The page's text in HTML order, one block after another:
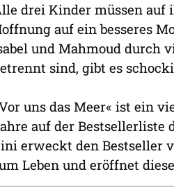
drei Kinder müssen auf
auf ein besseres
und Mahmoud durch
sind, gibt es
uns das Meer« ist ein
auf der Bestsellerliste
erweckt den Bestseller
Leben und eröffnet